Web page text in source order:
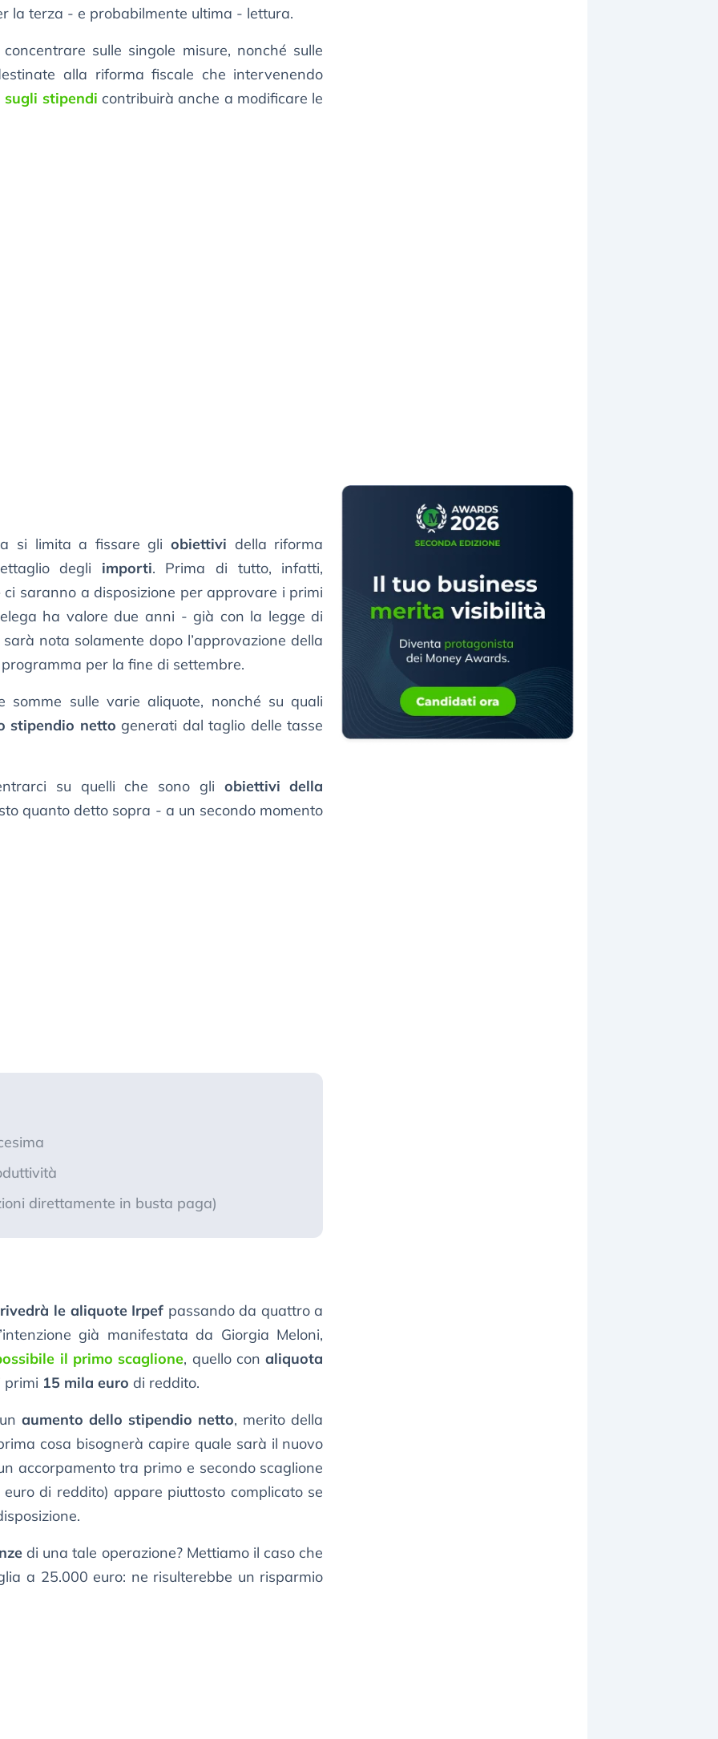
la terza - e probabilmente ultima - lettura.
sulle singole misure, nonché sulle
alla riforma fiscale che intervenendo
sugli stipendi contribuirà anche a modificare le
si limita a fissare gliobiettivi della riforma
degli importi. Prima di tutto, infatti,
ci saranno a disposizione per approvare i primi
ha valore due anni - già con la legge di
nota solamente dopo l’approvazione della
per la fine di settembre.
sulle varie aliquote, nonché su quali
stipendio netto generati dal taglio delle tasse
su quelli che sono gli obiettivi della
quanto detto sopra - a un secondo momento
direttamente in busta paga)
rivedrà le aliquote Irpef passando da quattro a
già manifestata da Giorgia Meloni,
il primo scaglione, quello conaliquota
primi 15 mila euro di reddito.
unaumento dello stipendio netto, merito della
cosa bisognerà capire quale sarà il nuovo
accorpamento tra primo e secondo scaglione
di reddito) appare piuttosto complicato se
di una tale operazione? Mettiamo il caso che
a 25.000 euro: ne risulterebbe un risparmio